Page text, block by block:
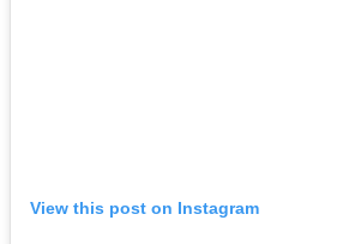
View this post on Instagram